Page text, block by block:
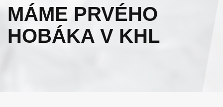
MÁME PRVÉHO
HOBÁKA V KHL